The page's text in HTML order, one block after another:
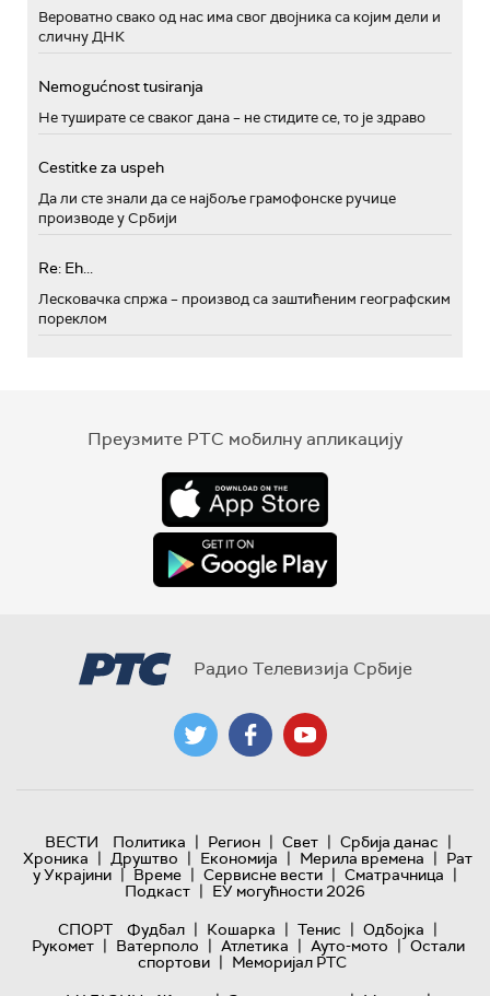
Вероватно свако од нас има свог двојника са којим дели и
сличну ДНК
Nemogućnost tusiranja
Не туширате се сваког дана – не стидите се, то је здраво
Cestitke za uspeh
Да ли сте знали да се најбоље грамофонске ручице
производе у Србији
Re: Eh...
Лесковачка спржа – производ са заштићеним географским
пореклом
Преузмите РТС мобилну апликацију
Радио Телевизија Србије
ВЕСТИ Политика | Регион | Свет | Србија данас |
Хроника | Друштво | Економија | Мерила времена | Рат
у Украјини | Време | Сервисне вести | Сматрачница |
Подкаст | ЕУ могућности 2026
СПОРТ
Фудбал | Кошарка | Тенис | Одбојка |
Рукомет | Ватерполо | Атлетика | Ауто-мото | Остали
спортови | Меморијал РТС